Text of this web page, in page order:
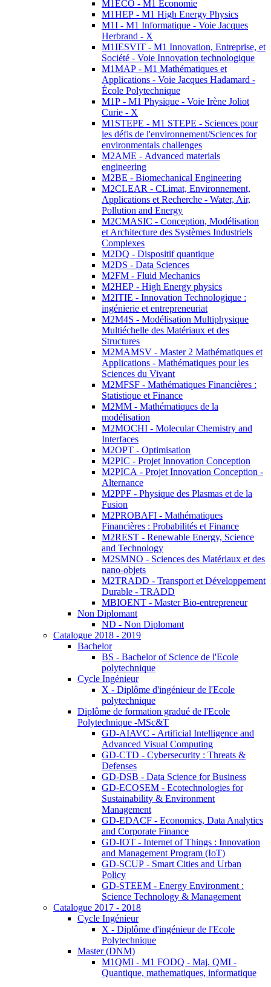
M1ECO - M1 Economie
M1HEP - M1 High Energy Physics
M1I - M1 Informatique - Voie Jacques
Herbrand - X
M1IESVIT - M1 Innovation, Entreprise, et
Société - Voie Innovation technologique
M1MAP - M1 Mathématiques et
Applications - Voie Jacques Hadamard -
École Polytechnique
M1P - M1 Physique - Voie Irène Joliot
Curie - X
M1STEPE - M1 STEPE - Sciences pour
les défis de l'environnement/Sciences for
environmentals challenges
M2AME - Advanced materials
engineering
M2BE - Biomechanical Engineering
M2CLEAR - CLimat, Environnement,
Applications et Recherche - Water, Air,
Pollution and Energy
M2CMASIC - Conception, Modélisation
et Architecture des Systèmes Industriels
Complexes
M2DQ - Dispositif quantique
M2DS - Data Sciences
M2FM - Fluid Mechanics
M2HEP - High Energy physics
M2ITIE - Innovation Technologique :
ingénierie et entrepreneuriat
M2M4S - Modélisation Multiphysique
Multiéchelle des Matériaux et des
Structures
M2MAMSV - Master 2 Mathématiques et
Applications - Mathématiques pour les
Sciences du Vivant
M2MFSF - Mathématiques Financières :
Statistique et Finance
M2MM - Mathématiques de la
modélisation
M2MOCHI - Molecular Chemistry and
Interfaces
M2OPT - Optimisation
M2PIC - Projet Innovation Conception
M2PICA - Projet Innovation Conception -
Alternance
M2PPF - Physique des Plasmas et de la
Fusion
M2PROBAFI - Mathématiques
Financières : Probabilités et Finance
M2REST - Renewable Energy, Science
and Technology
M2SMNO - Sciences des Matériaux et des
nano-objets
M2TRADD - Transport et Développement
Durable - TRADD
MBIOENT - Master Bio-entrepreneur
Non Diplomant
ND - Non Diplomant
Catalogue 2018 - 2019
Bachelor
BS - Bachelor of Science de l'Ecole
polytechnique
Cycle Ingénieur
X - Diplôme d'ingénieur de l'Ecole
polytechnique
Diplôme de formation gradué de l'Ecole
Polytechnique -MSc&T
GD-AIAVC - Artificial Intelligence and
Advanced Visual Computing
GD-CTD - Cybersecurity : Threats &
Defenses
GD-DSB - Data Science for Business
GD-ECOSEM - Ecotechnologies for
Sustainability & Environment
Management
GD-EDACF - Economics, Data Analytics
and Corporate Finance
GD-IOT - Internet of Things : Innovation
and Management Program (IoT)
GD-SCUP - Smart Cities and Urban
Policy
GD-STEEM - Energy Environment :
Science Technology & Management
Catalogue 2017 - 2018
Cycle Ingénieur
X - Diplôme d'ingénieur de l'Ecole
Polytechnique
Master (DNM)
M1QMI - M1 FODQ - Maj. QMI -
Quantique, mathematiques, informatique